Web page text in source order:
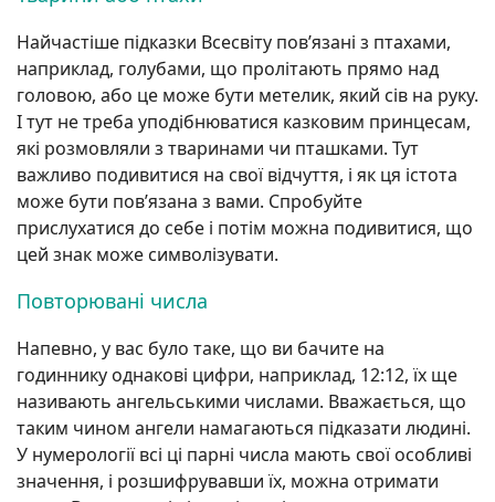
Найчастіше підказки Всесвіту пов’язані з птахами,
наприклад, голубами, що пролітають прямо над
головою, або це може бути метелик, який сів на руку.
І тут не треба уподібнюватися казковим принцесам,
які розмовляли з тваринами чи пташками. Тут
важливо подивитися на свої відчуття, і як ця істота
може бути пов’язана з вами. Спробуйте
прислухатися до себе і потім можна подивитися, що
цей знак може символізувати.
Повторювані числа
Напевно, у вас було таке, що ви бачите на
годиннику однакові цифри, наприклад, 12:12, їх ще
називають ангельськими числами. Вважається, що
таким чином ангели намагаються підказати людині.
У нумерології всі ці парні числа мають свої особливі
значення, і розшифрувавши їх, можна отримати